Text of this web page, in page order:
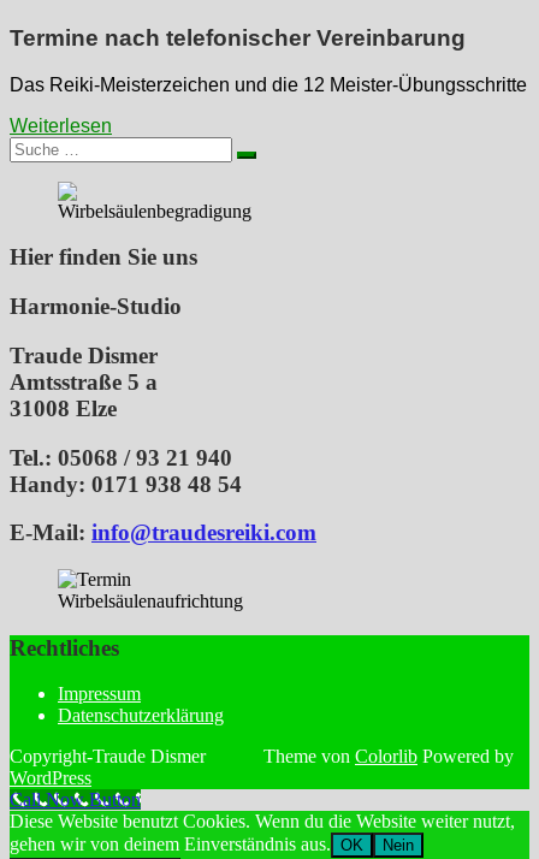
Termine nach telefonischer Vereinbarung
Das Reiki-Meisterzeichen und die 12 Meister-Übungsschritte
Weiterlesen
Suche
nach:
Hier finden Sie uns
Harmonie-Studio
Traude Dismer
Amtsstraße 5 a
31008 Elze
Tel.: 05068 / 93 21 940
Handy: 0171 938 48 54
E-Mail: info@traudesreiki.com
Rechtliches
Impressum
Datenschutzerklärung
Copyright-Traude Dismer Theme von Colorlib Powered by
WordPress
Call Now Button
Diese Website benutzt Cookies. Wenn du die Website weiter nutzt,
gehen wir von deinem Einverständnis aus. OK Nein